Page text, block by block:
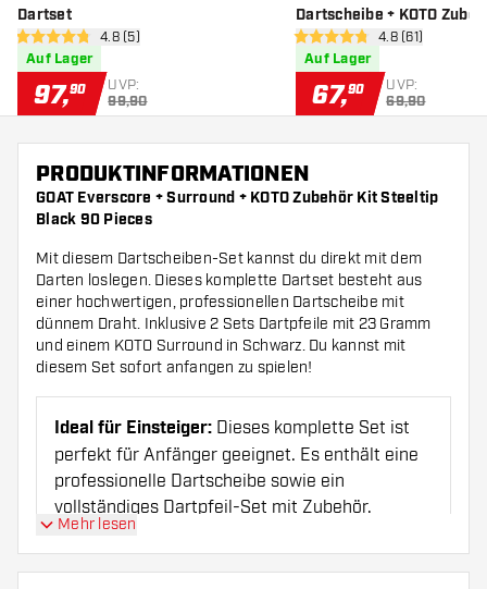
Dartset
Bewertungsbereich öffnen
4.8 Bewertungssterne
4.8 (5)
Auf Lager
97,90 UVP:
99,90
Dartscheibe + KOTO
Steeltip Black 90 Pieces
4.8 Bewertungssterne
4.8 (61)
Auf Lager
67,90 UVP:
69,90
PRODUKTINFORMATIONEN
GOAT Everscore + Surround + KOTO Zubehör Kit Steeltip
Black 90 Pieces
Mit diesem Dartscheiben-Set kannst du direkt mit dem
Darten loslegen. Dieses komplette Dartset besteht aus
einer hochwertigen, professionellen Dartscheibe mit
dünnem Draht. Inklusive 2 Sets Dartpfeile mit 23 Gramm
und einem KOTO Surround in Schwarz. Du kannst mit
diesem Set sofort anfangen zu spielen!
Ideal für Einsteiger: Dieses komplette Set ist
perfekt für Anfänger geeignet. Es enthält eine
professionelle Dartscheibe sowie ein
vollständiges Dartpfeil-Set mit Zubehör.
Professionelle Dartscheibe:GOAT Everscore
Mehr lesen